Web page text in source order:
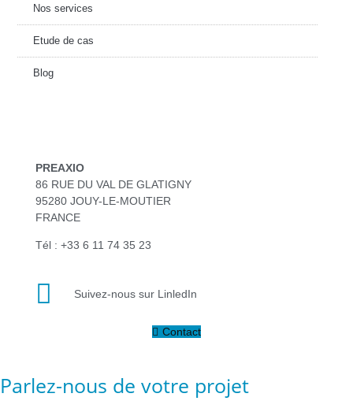
Nos services
Etude de cas
Blog
PREAXIO
86 RUE DU VAL DE GLATIGNY
95280 JOUY-LE-MOUTIER
FRANCE
Tél : +33 6 11 74 35 23‬
Suivez-nous sur LinledIn
Contact
Parlez-nous de votre projet